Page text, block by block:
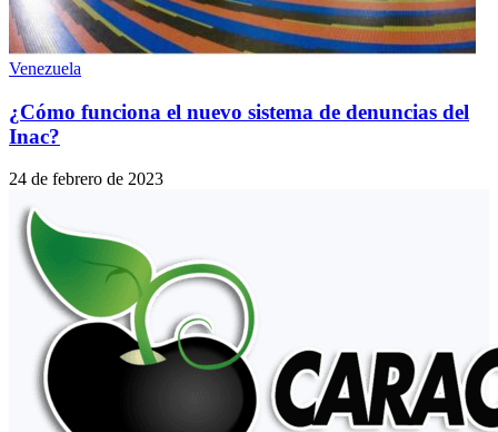
Venezuela
¿Cómo funciona el nuevo sistema de denuncias del
Inac?
24 de febrero de 2023